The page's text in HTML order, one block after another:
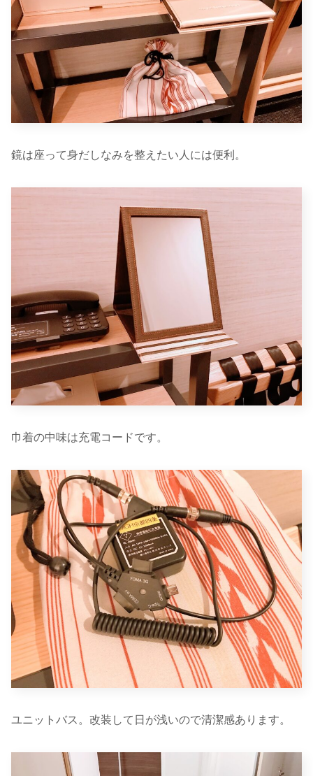
鏡は座って身だしなみを整えたい人には便利。
巾着の中味は充電コードです。
ユニットバス。改装して日が浅いので清潔感あります。